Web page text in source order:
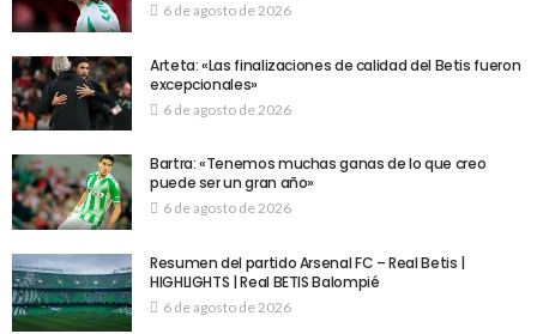
6 de agosto de 2026
Arteta: «Las finalizaciones de calidad del Betis fueron
excepcionales»
6 de agosto de 2026
Bartra: «Tenemos muchas ganas de lo que creo
puede ser un gran año»
6 de agosto de 2026
Resumen del partido Arsenal FC – Real Betis |
HIGHLIGHTS | Real BETIS Balompié
6 de agosto de 2026